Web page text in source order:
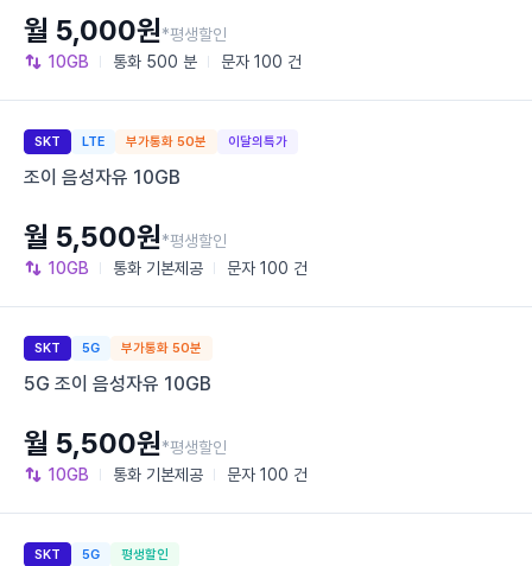
10GB 통화 500 분 문자 100 건
월 5,000원*평생할인
SKT LTE 부가통화 50분 이달의특가
조이 음성자유 10GB
10GB 통화 기본제공 문자 100 건
월 5,500원*평생할인
SKT 5G 부가통화 50분
5G 조이 음성자유 10GB
10GB 통화 기본제공 문자 100 건
월 5,500원*평생할인
SKT 5G 평생할인